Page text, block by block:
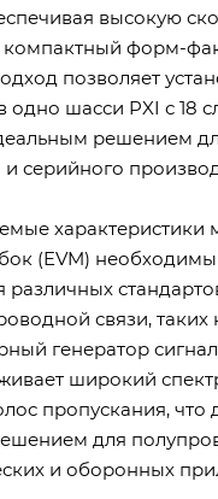
высокую
форм-
позволяет
одно шасси PXI с 18
решением
серийного
характеристики
(EVM)
различных
связи, таких
генератор
широкий
пропускания, что
для
и оборонных